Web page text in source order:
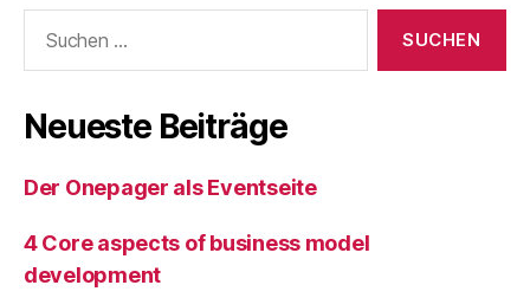
nach:
Neueste Beiträge
Der Onepager als Eventseite
4 Core aspects of business model
development